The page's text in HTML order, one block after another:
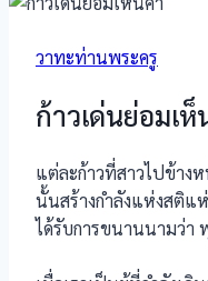
วาทะท่านพระครู
ก้าวเด่นย่อมเห็
แต่ละก้าวที่สาวไปข้าง
นั้นสร้างกำลังแห่งสติแ
ได้รับการขนานนามว่า